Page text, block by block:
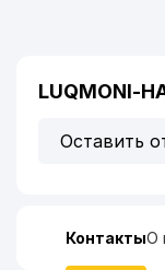
LUQMONI-
Оставить
КонтактыО